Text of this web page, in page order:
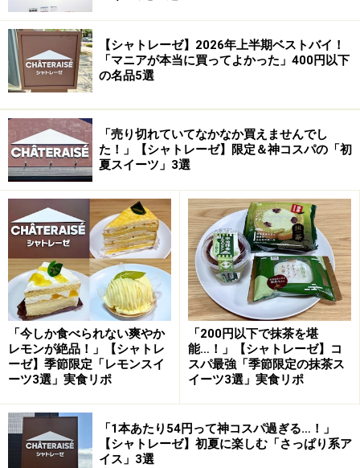
1. 「北海道産小豆と抹茶のふんわりロー
ル」194円
「北海道産小豆と抹茶のふんわりロール」194円（税込）
1つ目のベストバイは、2026年4月発売の「北海道産小豆
と抹茶のふんわりロール」194円 （税込）。シャトレー
ゼのロングセラー「ふんわりロール」の期間限定抹茶フ
レーバーです。
ふわふわ食感と、抹茶の濃厚な風味が絶品です
魅力は、国産抹茶を使用したスポンジと、たっぷり入っ
た抹茶クリーム！ 甘さは強過ぎず、抹茶のほのかな苦味
と豊かな香りがふんわりと広がります。食べ進めると、
粒あんのやさしい口どけも加わり、満足感も抜群です。
抹茶好きにはたまらないロールケーキですが、季節限定
なのが惜しいところ。7月2日時点ではまだ販売されてい
たため、見かけたらぜひお早めに手に取ってみてくださ
【シャトレーゼ】2026年上半期ベストバイ！
「マニアが本当に買ってよかった」400円以下
の名品5選
「売り切れていてなかなか買えませんでし
た！」【シャトレーゼ】限定＆神コスパの「初
夏スイーツ」3選
「今しか食べられない爽やか
レモンが絶品！」【シャトレ
ーゼ】季節限定「レモンスイ
ーツ3選」実食リポ
「200円以下で抹茶を堪
能…！」【シャトレーゼ】コ
スパ最強「季節限定の抹茶ス
イーツ3選」実食リポ
「1本あたり54円って神コスパ過ぎる…！」
【シャトレーゼ】初夏に楽しむ「さっぱり系ア
イス」3選